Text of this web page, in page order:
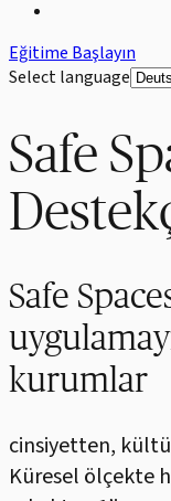
Eğitime Başlayın
Select language
Safe
Safe
kurumlar
cinsiyetten,
Küresel ölçekte